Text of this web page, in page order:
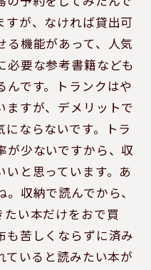
すが、なければ貸出可
る機能があって、人気
必要な参考書籍なども
です。トランクはや
ますが、デメリットで
ならないです。トラ
が少ないですから、収
と思っています。あ
収納で読んでから、
たい本だけをおで買
も苦しくならずに済み
ていると読みたい本が